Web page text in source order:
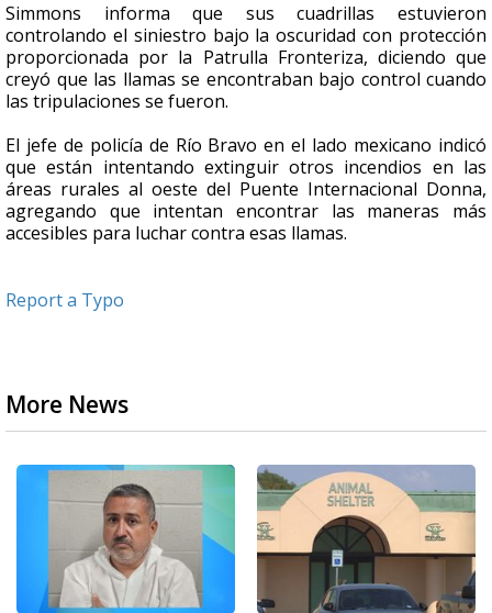
Simmons informa que sus cuadrillas estuvieron
controlando el siniestro bajo la oscuridad con protección
proporcionada por la Patrulla Fronteriza, diciendo que
creyó que las llamas se encontraban bajo control cuando
las tripulaciones se fueron.
El jefe de policía de Río Bravo en el lado mexicano indicó
que están intentando extinguir otros incendios en las
áreas rurales al oeste del Puente Internacional Donna,
agregando que intentan encontrar las maneras más
accesibles para luchar contra esas llamas.
Report a Typo
More News